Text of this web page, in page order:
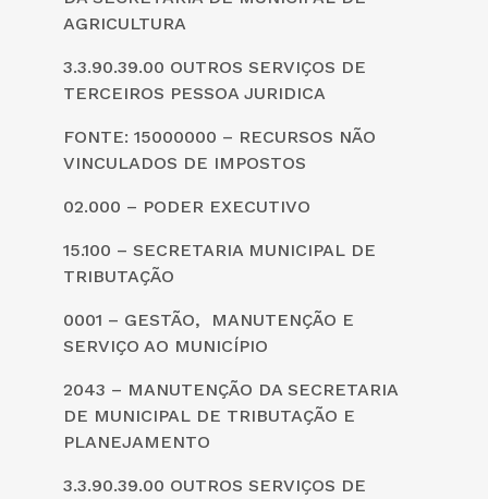
AGRICULTURA
3.3.90.39.00 OUTROS SERVIÇOS DE
TERCEIROS PESSOA JURIDICA
FONTE: 15000000 – RECURSOS NÃO
VINCULADOS DE IMPOSTOS
02.000 – PODER EXECUTIVO
15.100 – SECRETARIA MUNICIPAL DE
TRIBUTAÇÃO
0001 – GESTÃO, MANUTENÇÃO E
SERVIÇO AO MUNICÍPIO
2043 – MANUTENÇÃO DA SECRETARIA
DE MUNICIPAL DE TRIBUTAÇÃO E
PLANEJAMENTO
3.3.90.39.00 OUTROS SERVIÇOS DE